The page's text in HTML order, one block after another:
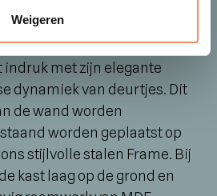
Weigeren
indruk met zijn elegante
dynamiek van deurtjes. Dit
de wand worden
worden geplaatst op
stijlvolle stalen Frame. Bij
kast laag op de grond en